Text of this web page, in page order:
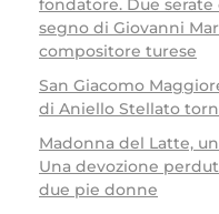
fondatore. Due
segno di Giovanni
compositore turese
San Giacomo
di Aniello Stellato
Madonna del Latte,
Una devozione
due pie donne